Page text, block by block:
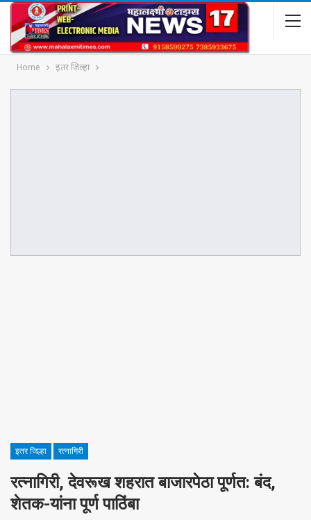
Home इतर जिल्हा
इतर जिल्हा रत्नागिरी
रत्नागिरी, देवरूख शहरात बाजारपेठा पूर्णत: बंद,
शेतक-यांना पूर्ण पाठिंबा